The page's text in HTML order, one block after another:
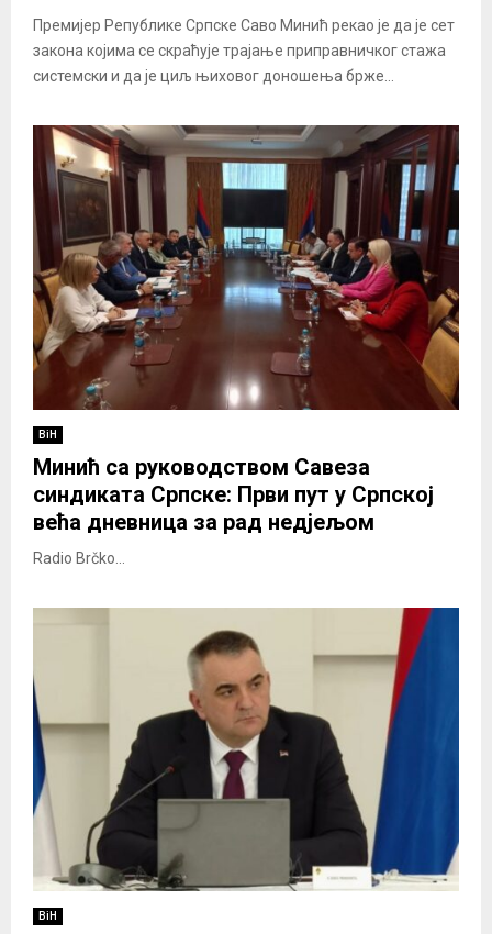
Премијер Републике Српске Саво Минић рекао је да је сет
закона којима се скраћује трајање приправничког стажа
системски и да је циљ њиховог доношења брже...
BiH
Минић са руководством Савеза
синдиката Српске: Први пут у Српској
већа дневница за рад недјељом
Radio Brčko...
BiH